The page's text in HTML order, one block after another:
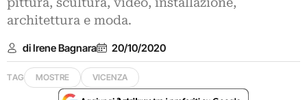
architettura e moda.
di Irene Bagnara 20/10/2020
TAG MOSTRE VICENZA